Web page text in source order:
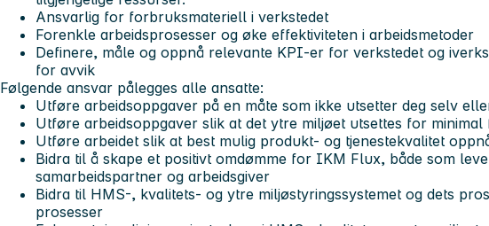
Ansvarlig for forbruksmateriell i verkstedet
Forenkle arbeidsprosesser og øke effektiviteten i arbeidsmetoder
Definere, måle og oppnå relevante KPI-er for verkstedet og
for avvik
Følgende ansvar pålegges alle ansatte:
Utføre arbeidsoppgaver på en måte som ikke utsetter deg selv
Utføre arbeidsoppgaver slik at det ytre miljøet utsettes for
Utføre arbeidet slik at best mulig produkt- og tjenestekvalitet
Bidra til å skape et positivt omdømme for IKM Flux, både som
samarbeidspartner og arbeidsgiver
Bidra til HMS-, kvalitets- og ytre miljøstyringssystemet og dets
prosesser